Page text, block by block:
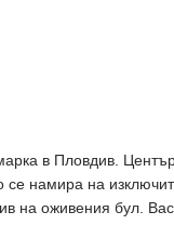
в Пловдив.
се намира на
на оживения бул.